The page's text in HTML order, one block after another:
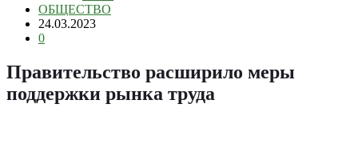
ОБЩЕСТВО
24.03.2023
0
Правительство расширило меры
поддержки рынка труда